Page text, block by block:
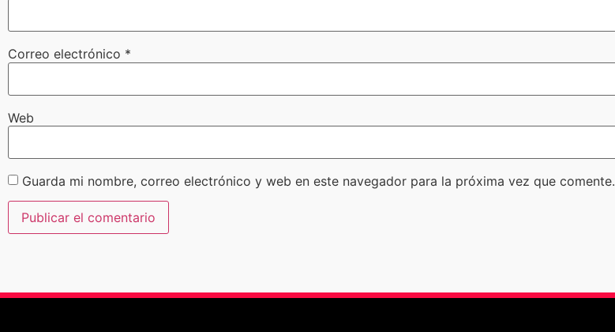
Correo electrónico *
Web
Guarda mi nombre, correo electrónico y web en este navegador para la próxima vez que comente.